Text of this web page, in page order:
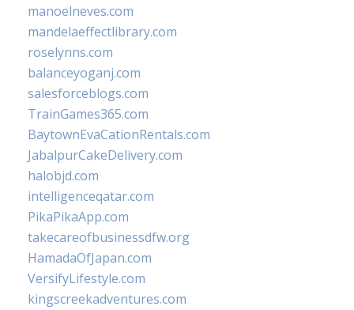
manoelneves.com
mandelaeffectlibrary.com
roselynns.com
balanceyoganj.com
salesforceblogs.com
TrainGames365.com
BaytownEvaCationRentals.com
JabalpurCakeDelivery.com
halobjd.com
intelligenceqatar.com
PikaPikaApp.com
takecareofbusinessdfw.org
HamadaOfJapan.com
VersifyLifestyle.com
kingscreekadventures.com